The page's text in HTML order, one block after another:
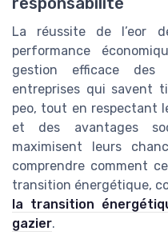
La réussite de l’eor
performance
gestion efficace des
entreprises qui savent
peo, tout en respectant
et des avantages
maximisent leurs
comprendre comment
transition énergétique,
la transition
gazier.